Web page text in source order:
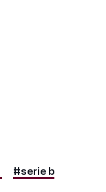
#serie b